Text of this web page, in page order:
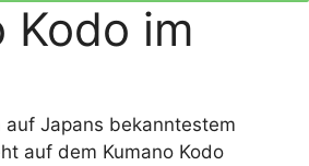
Kodo im
Japans bekanntestem
auf dem Kumano Kodo